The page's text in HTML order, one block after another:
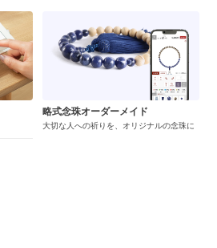
略式念珠オーダーメイド
大切な人への祈りを、オリジナルの念珠に